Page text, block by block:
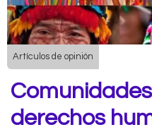
Artículos de opinión
derechos